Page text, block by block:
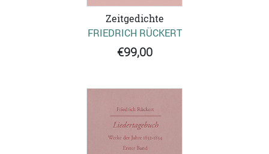
Zeitgedichte
FRIEDRICH RÜCKERT
€99,00